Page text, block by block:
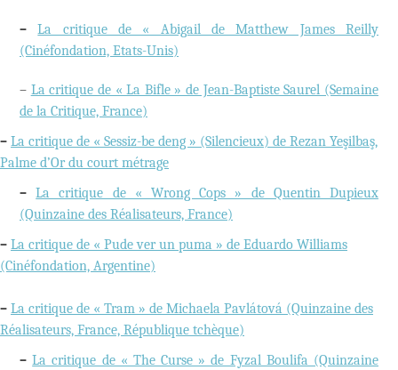
–La critique de « Abigail de Matthew James Reilly
(Cinéfondation, Etats-Unis)
– La critique de « La Bifle » de Jean-Baptiste Saurel (Semaine
de la Critique, France)
– La critique de « Sessiz-be deng » (Silencieux) de Rezan Yeşilbaş,
Palme d’Or du court métrage
–La critique de « Wrong Cops » de Quentin Dupieux
(Quinzaine des Réalisateurs, France)
– La critique de « Pude ver un puma » de Eduardo Williams
(Cinéfondation, Argentine)
– La critique de « Tram » de Michaela Pavlátová (Quinzaine des
Réalisateurs, France, République tchèque)
–La critique de « The Curse » de Fyzal Boulifa (Quinzaine